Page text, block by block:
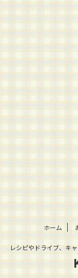
ホーム
レシピやドライブ、キ